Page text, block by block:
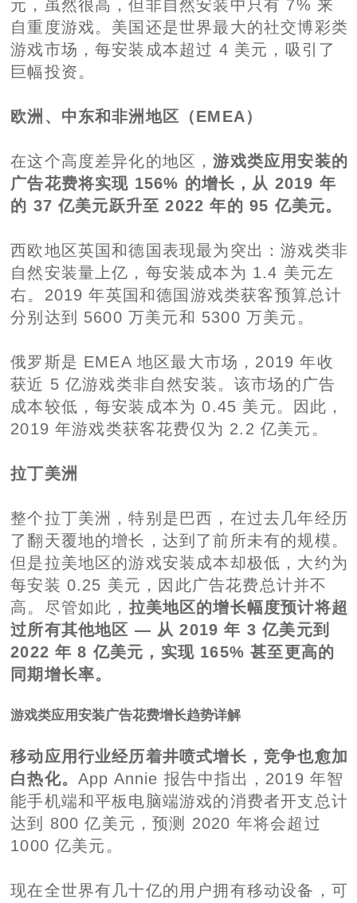
元，虽然很高，但非自然安装中只有 7% 来
自重度游戏。美国还是世界最大的社交博彩类
游戏市场，每安装成本超过 4 美元，吸引了
巨幅投资。
欧洲、中东和非洲地区（EMEA）
在这个高度差异化的地区，游戏类应用安装的
广告花费将实现 156% 的增长，从 2019 年
的 37 亿美元跃升至 2022 年的 95 亿美元。
西欧地区英国和德国表现最为突出：游戏类非
自然安装量上亿，每安装成本为 1.4 美元左
右。2019 年英国和德国游戏类获客预算总计
分别达到 5600 万美元和 5300 万美元。
俄罗斯是 EMEA 地区最大市场，2019 年收
获近 5 亿游戏类非自然安装。该市场的广告
成本较低，每安装成本为 0.45 美元。因此，
2019 年游戏类获客花费仅为 2.2 亿美元。
拉丁美洲
整个拉丁美洲，特别是巴西，在过去几年经历
了翻天覆地的增长，达到了前所未有的规模。
但是拉美地区的游戏安装成本却极低，大约为
每安装 0.25 美元，因此广告花费总计并不
高。尽管如此， 拉美地区的增长幅度预计将超
过所有其他地区 — 从 2019 年 3 亿美元到
2022 年 8 亿美元，实现 165% 甚至更高的
同期增长率。
游戏类应用安装广告花费增长趋势详解
移动应用行业经历着井喷式增长，竞争也愈加
白热化。 App Annie 报告中指出，2019 年智
能手机端和平板电脑端游戏的消费者开支总计
达到 800 亿美元，预测 2020 年将会超过
1000 亿美元。
现在全世界有几十亿的用户拥有移动设备，可